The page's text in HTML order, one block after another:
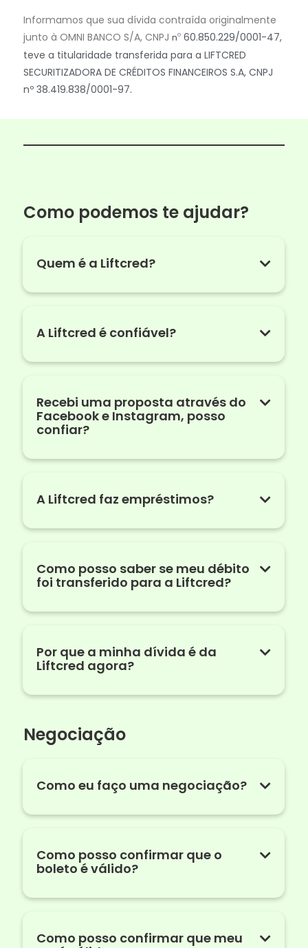
Informamos que sua dívida contraída originalmente
junto à OMNI BANCO S/A, CNPJ nº 60.850.229/0001-47,
teve a titularidade transferida para a LIFTCRED
SECURITIZADORA DE CRÉDITOS FINANCEIROS S.A, CNPJ
nº 38.419.838/0001-97.
Como podemos te ajudar?
Quem é a Liftcred?
A Liftcred é confiável?
Recebi uma proposta através do
Facebook e Instagram, posso
confiar?
A Liftcred faz empréstimos?
Como posso saber se meu débito
foi transferido para a Liftcred?
Por que a minha dívida é da
Liftcred agora?
Negociação
Como eu faço uma negociação?
Como posso confirmar que o
boleto é válido?
Como posso confirmar que meu